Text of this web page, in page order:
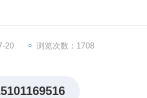
20 浏览次数：1708